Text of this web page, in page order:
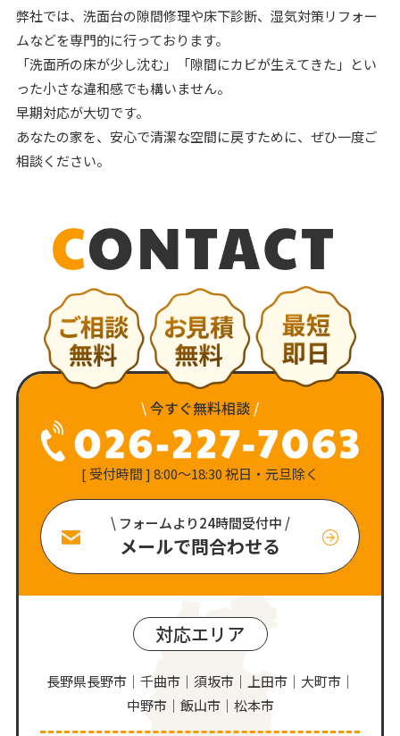
弊社では、洗面台の隙間修理や床下診断、湿気対策リフォー
ムなどを専門的に行っております。
「洗面所の床が少し沈む」「隙間にカビが生えてきた」とい
った小さな違和感でも構いません。
早期対応が大切です。
あなたの家を、安心で清潔な空間に戻すために、ぜひ一度ご
相談ください。
\今すぐ無料相談 /
[ 受付時間 ] 8:00〜18:30 祝日・元旦除く
\ フォームより24時間受付中 /
メールで問合わせる
対応エリア
長野県長野市｜千曲市｜須坂市｜上田市｜大町市｜
中野市｜飯山市｜松本市